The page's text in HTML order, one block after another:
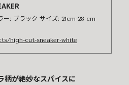
ー: ブラック サイズ: 21cm-28 cm
high-cut-sneaker-white
柄が絶妙なスパイスに